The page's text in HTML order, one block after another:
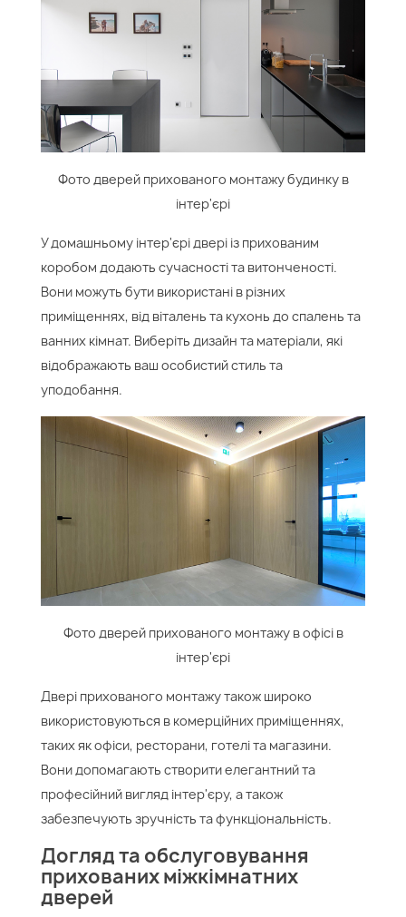
Фото дверей прихованого монтажу будинку в
інтер'єрі
У домашньому інтер'єрі двері із прихованим
коробом додають сучасності та витонченості.
Вони можуть бути використані в різних
приміщеннях, від віталень та кухонь до спалень та
ванних кімнат. Виберіть дизайн та матеріали, які
відображають ваш особистий стиль та
уподобання.
Фото дверей прихованого монтажу в офісі в
інтер'єрі
Двері прихованого монтажу також широко
використовуються в комерційних приміщеннях,
таких як офіси, ресторани, готелі та магазини.
Вони допомагають створити елегантний та
професійний вигляд інтер'єру, а також
забезпечують зручність та функціональність.
Догляд та обслуговування
прихованих міжкімнатних
дверей